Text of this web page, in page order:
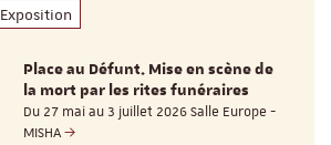
Exposition
Place au Défunt. Mise en scène de
la mort par les rites funéraires
Du 27 mai au 3 juillet 2026 Salle Europe -
MISHA